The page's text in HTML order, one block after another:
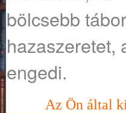
bölcsebb
hazaszeretet,
engedi.
Az Ön által